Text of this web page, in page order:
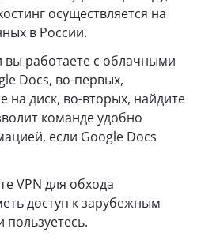
осуществляется на
в России.
вы работаете с облачными
Docs, во-первых,
на диск, во-вторых, найдите
команде удобно
если Google Docs
VPN для обхода
доступ к зарубежным